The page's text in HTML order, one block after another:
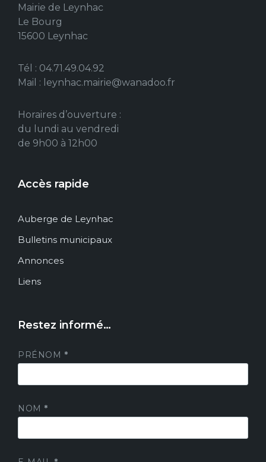
Mairie de Leynhac
Le Bourg
15600 Leynhac
Tél : 04.71.49.04.92
Mail : leynhac.mairie@wanadoo.fr
Horaires d’ouverture :
du lundi au vendredi
de 9h00 à 12h00
Accès rapide
Auberge de Leynhac
Bulletins municipaux
Annonces
Liens
Restez informé…
PRÉNOM *
NOM *